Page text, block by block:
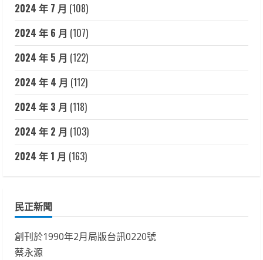
2024 年 7 月 (108)
2024 年 6 月 (107)
2024 年 5 月 (122)
2024 年 4 月 (112)
2024 年 3 月 (118)
2024 年 2 月 (103)
2024 年 1 月 (163)
民正新聞
創刊於1990年2月局版台訊0220號
蔡永源